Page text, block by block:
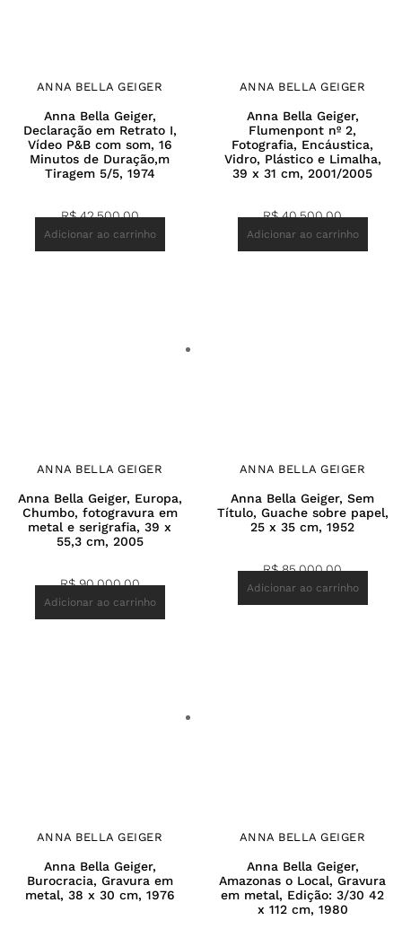
ANNA BELLA GEIGER
Anna Bella Geiger,
Declaração em Retrato I,
Vídeo P&B com som, 16
Minutos de Duração,m
Tiragem 5/5, 1974
R$42.500,00
Adicionar ao carrinho
ANNA BELLA GEIGER
Anna Bella Geiger,
Flumenpont nº 2,
Fotografia, Encáustica,
Vidro, Plástico e Limalha,
39 x 31 cm, 2001/2005
R$40.500,00
Adicionar ao carrinho
ANNA BELLA GEIGER
Anna Bella Geiger, Europa,
Chumbo, fotogravura em
metal e serigrafia, 39 x
55,3 cm, 2005
R$90.000,00
Adicionar ao carrinho
ANNA BELLA GEIGER
Anna Bella Geiger, Sem
Título, Guache sobre papel,
25 x 35 cm, 1952
R$85.000,00
Adicionar ao carrinho
ANNA BELLA GEIGER
Anna Bella Geiger,
Burocracia, Gravura em
metal, 38 x 30 cm, 1976
ANNA BELLA GEIGER
Anna Bella Geiger,
Amazonas o Local, Gravura
em metal, Edição: 3/30 42
x 112 cm, 1980